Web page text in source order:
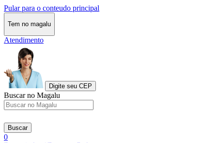
Pular para o conteudo principal
Tem no magalu
Atendimento
Digite seu CEP
Buscar no Magalu
Buscar
0